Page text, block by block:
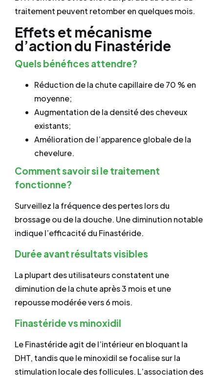
traitement peuvent retomber en quelques mois.
Effets et mécanisme
d’action du Finastéride
Quels bénéfices attendre?
Réduction de la chute capillaire de 70 % en
moyenne;
Augmentation de la densité des cheveux
existants;
Amélioration de l’apparence globale de la
chevelure.
Comment savoir si le traitement
fonctionne?
Surveillez la fréquence des pertes lors du
brossage ou de la douche. Une diminution notable
indique l’efficacité du Finastéride.
Durée avant résultats visibles
La plupart des utilisateurs constatent une
diminution de la chute après 3 mois et une
repousse modérée vers 6 mois.
Finastéride vs minoxidil
Le Finastéride agit de l’intérieur en bloquant la
DHT, tandis que le minoxidil se focalise sur la
stimulation locale des follicules. L’association des